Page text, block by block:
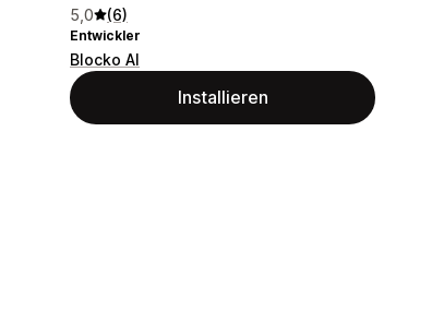
5,0 (6)
Entwickler
Blocko AI
Installieren